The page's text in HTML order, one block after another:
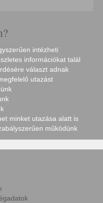
intézheti
információkat talál
választ adnak
utazást
minket utazása alatt is
működünk